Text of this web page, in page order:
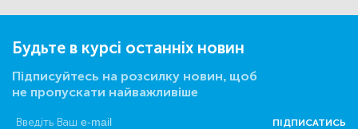
Будьте в курсі останніх новин
Підписуйтесь на розсилку новин, щоб
не пропускати найважливіше
ПІДПИСАТИСЬ